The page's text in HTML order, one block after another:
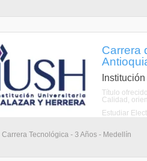
Carrera
Título
Calidad,
Estudiar
Carrera Tecnológica - 3 Años - Medellín